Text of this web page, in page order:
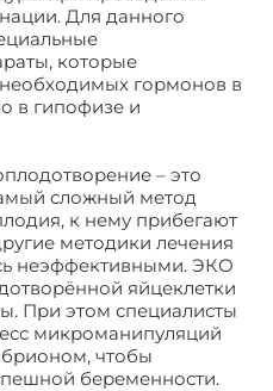
Для данного
которые
гормонов в
в гипофизе и
– это
сложный метод
к нему прибегают
методики лечения
неэффективными. ЭКО
яйцеклетки
При этом специалисты
микроманипуляций
чтобы
беременности.